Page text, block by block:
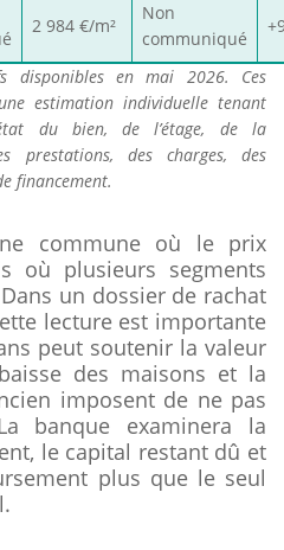
2 984 €/m²
Non
communiqué
disponibles en mai 2026. Ces
estimation individuelle tenant
du bien, de l’étage, de la
prestations, des charges, des
financement.
commune où le prix
où plusieurs segments
un dossier de rachat
lecture est importante
peut soutenir la valeur
des maisons et la
imposent de ne pas
banque examinera la
le capital restant dû et
plus que le seul